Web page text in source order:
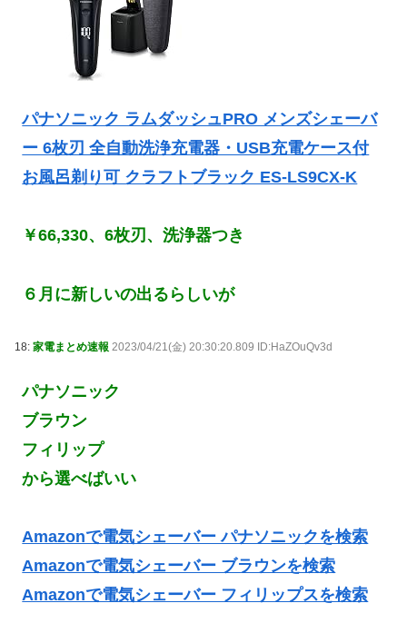
パナソニック ラムダッシュPRO メンズシェーバ
ー 6枚刃 全自動洗浄充電器・USB充電ケース付
お風呂剃り可 クラフトブラック ES-LS9CX-K
￥66,330、6枚刃、洗浄器つき
６月に新しいの出るらしいが
18: 家電まとめ速報 2023/04/21(金) 20:30:20.809 ID:HaZOuQv3d
パナソニック
ブラウン
フィリップ
から選べばいい
Amazonで電気シェーバー パナソニックを検索
Amazonで電気シェーバー ブラウンを検索
Amazonで電気シェーバー フィリップスを検索